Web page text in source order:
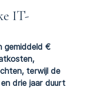
IT-
gemiddeld €
terwijl de
drie jaar duurt